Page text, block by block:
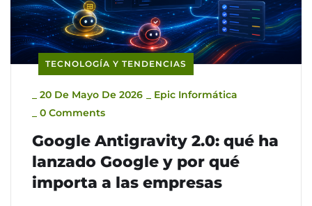
TECNOLOGÍA Y TENDENCIAS
20 De Mayo De 2026
Epic Informática
0 Comments
Google Antigravity 2.0: qué ha
lanzado Google y por qué
importa a las empresas